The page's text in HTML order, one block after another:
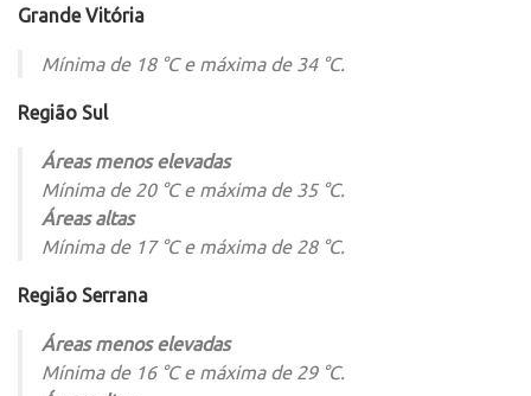
Grande Vitória
Mínima de 18 °C e máxima de 34 °C.
Região Sul
Áreas menos elevadas
Mínima de 20 °C e máxima de 35 °C.
Áreas altas
Mínima de 17 °C e máxima de 28 °C.
Região Serrana
Áreas menos elevadas
Mínima de 16 °C e máxima de 29 °C.